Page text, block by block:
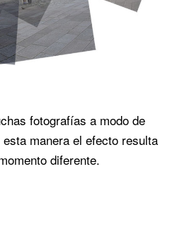
fotografías a modo de
manera el efecto resulta
diferente.